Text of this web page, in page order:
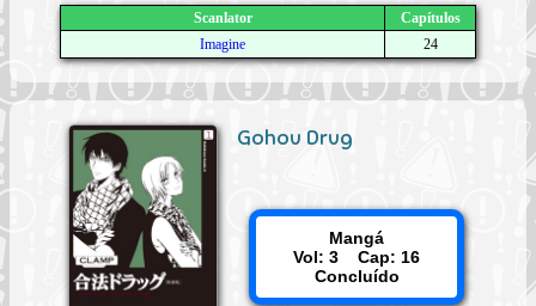
Scanlator
Capítulos
Imagine
24
Gohou Drug
Mangá
Vol: 3 Cap: 16
Concluído